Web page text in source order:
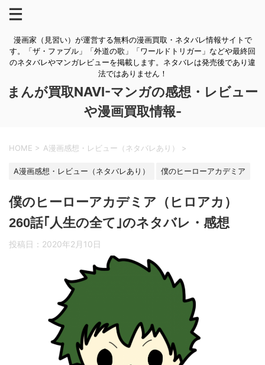
漫画家（見習い）が運営する無料の漫画買取・ネタバレ情報サイトで
す。「ザ・ファブル」「外道の歌」「ワールドトリガー」などや最終回
のネタバレやマンガレビューを掲載します。ネタバレは発売後であり違
法ではありません！
まんが買取NAVI-マンガの感想・レビュー
や漫画買取情報-
HOME > A漫画感想・レビュー（ネタバレあり） >
A漫画感想・レビュー（ネタバレあり） 僕のヒーローアカデミア
僕のヒーローアカデミア（ヒロアカ）
260話｢人生の全て｣のネタバレ・感想
投稿日： 2020年2月10日